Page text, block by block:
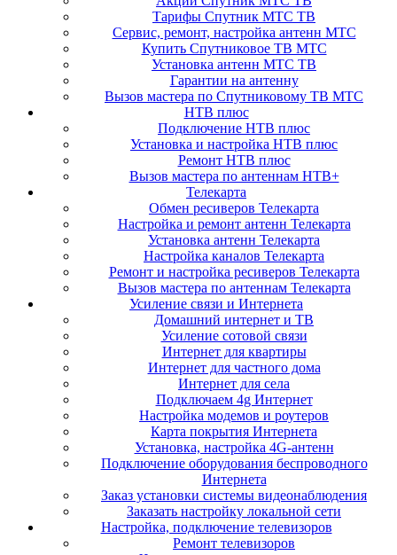
Тарифы Спутник МТС ТВ
Сервис, ремонт, настройка антенн МТС
Купить Спутниковое ТВ МТС
Установка антенн МТС ТВ
Гарантии на антенну
Вызов мастера по Спутниковому ТВ МТС
НТВ плюс
Подключение НТВ плюс
Установка и настройка НТВ плюс
Ремонт НТВ плюс
Вызов мастера по антеннам НТВ+
Телекарта
Обмен ресиверов Телекарта
Настройка и ремонт антенн Телекарта
Установка антенн Телекарта
Настройка каналов Телекарта
Ремонт и настройка ресиверов Телекарта
Вызов мастера по антеннам Телекарта
Усиление связи и Интернета
Домашний интернет и ТВ
Усиление сотовой связи
Интернет для квартиры
Интернет для частного дома
Интернет для села
Подключаем 4g Интернет
Настройка модемов и роутеров
Карта покрытия Интернета
Установка, настройка 4G-антенн
Подключение оборудования беспроводного
Интернета
Заказ установки системы видеонаблюдения
Заказать настройку локальной сети
Настройка, подключение телевизоров
Ремонт телевизоров